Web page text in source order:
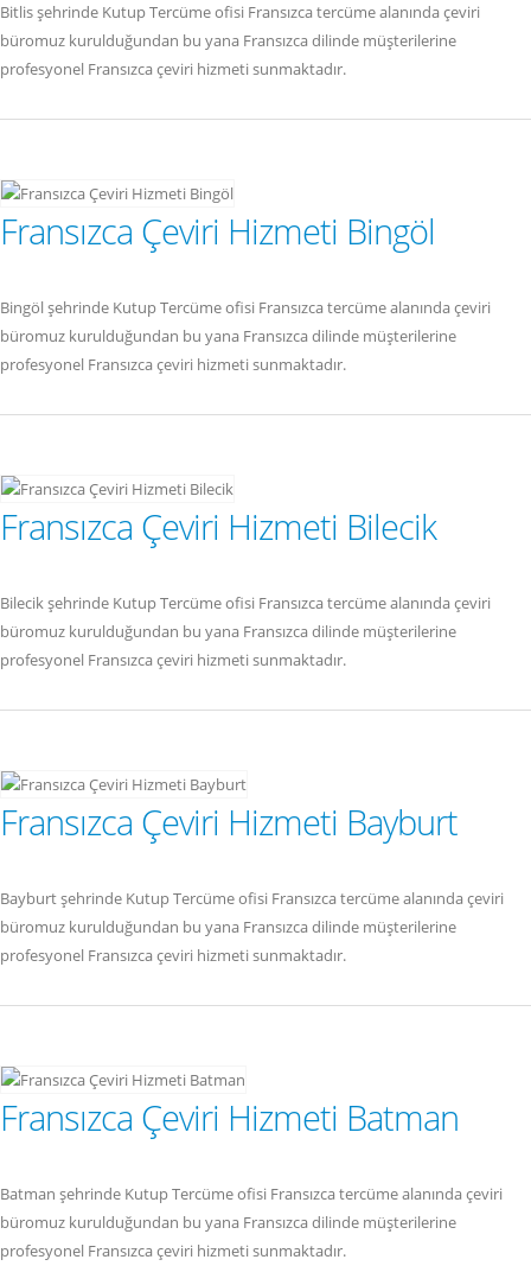
Bitlis şehrinde Kutup Tercüme ofisi Fransızca tercüme alanında çeviri
büromuz kurulduğundan bu yana Fransızca dilinde müşterilerine
profesyonel Fransızca çeviri hizmeti sunmaktadır.
Fransızca Çeviri Hizmeti Bingöl
Bingöl şehrinde Kutup Tercüme ofisi Fransızca tercüme alanında çeviri
büromuz kurulduğundan bu yana Fransızca dilinde müşterilerine
profesyonel Fransızca çeviri hizmeti sunmaktadır.
Fransızca Çeviri Hizmeti Bilecik
Bilecik şehrinde Kutup Tercüme ofisi Fransızca tercüme alanında çeviri
büromuz kurulduğundan bu yana Fransızca dilinde müşterilerine
profesyonel Fransızca çeviri hizmeti sunmaktadır.
Fransızca Çeviri Hizmeti Bayburt
Bayburt şehrinde Kutup Tercüme ofisi Fransızca tercüme alanında çeviri
büromuz kurulduğundan bu yana Fransızca dilinde müşterilerine
profesyonel Fransızca çeviri hizmeti sunmaktadır.
Fransızca Çeviri Hizmeti Batman
Batman şehrinde Kutup Tercüme ofisi Fransızca tercüme alanında çeviri
büromuz kurulduğundan bu yana Fransızca dilinde müşterilerine
profesyonel Fransızca çeviri hizmeti sunmaktadır.